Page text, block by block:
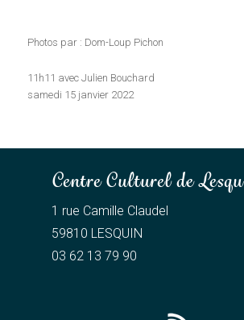
Photos par : Dom-Loup Pichon
11h11 avec Julien Bouchard
samedi 15 janvier 2022
Centre Culturel de
1 rue Camille Claudel
59810 LESQUIN
03 62 13 79 90